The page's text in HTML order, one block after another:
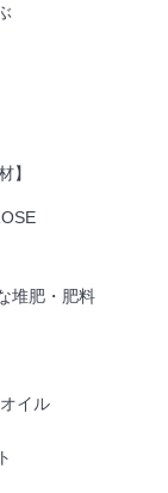
】
堆肥・肥料
イル